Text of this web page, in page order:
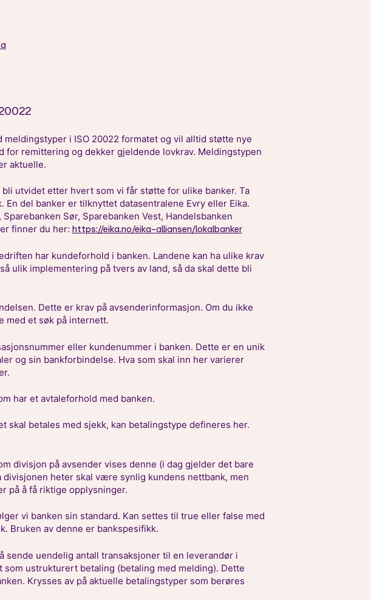
i ISO 20022 formatet og vil alltid støtte nye
for remittering og dekker gjeldende lovkrav. Meldingstypen
aktuelle.
utvidet etter hvert som vi får støtte for ulike banker. Ta
En del banker er tilknyttet datasentralene Evry eller Eika.
Sør, Sparebanken Vest, Handelsbanken
finner du her: https://eika.no/eika-alliansen/lokalbanker
har kundeforhold i banken. Landene kan ha ulike krav
ulik implementering på tvers av land, så da skal dette bli
Dette er krav på avsenderinformasjon. Om du ikke
med et søk på internett.
eller kundenummer i banken. Dette er en unik
og sin bankforbindelse. Hva som skal inn her varierer
har et avtaleforhold med banken.
skal betales med sjekk, kan betalingstype defineres her.
divisjon på avsender vises denne (i dag gjelder det bare
divisjonen heter skal være synlig kundens nettbank, men
på å få riktige opplysninger.
vi banken sin standard. Kan settes til true eller false med
Bruken av denne er bankspesifikk.
sende uendelig antall transaksjoner til en leverandør i
som ustrukturert betaling (betaling med melding). Dette
Krysses av på aktuelle betalingstyper som berøres